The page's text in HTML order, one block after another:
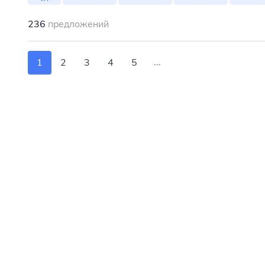
236 предложений
1 2 3 4 5 ...